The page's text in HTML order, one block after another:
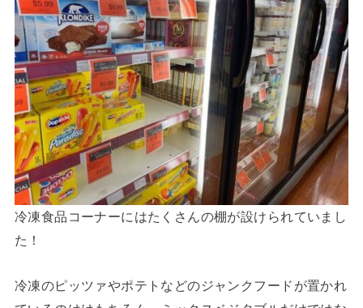
冷凍食品コーナーにはたくさんの棚が設けられていまし
た！
冷凍のピッツァやポテトなどのジャンクフードが置かれ